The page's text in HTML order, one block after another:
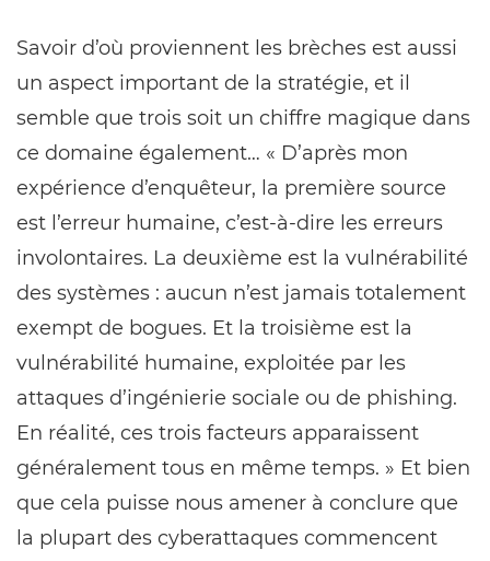
Savoir d’où proviennent les brèches est aussi
un aspect important de la stratégie, et il
semble que trois soit un chiffre magique dans
ce domaine également… « D’après mon
expérience d’enquêteur, la première source
est l’erreur humaine, c’est-à-dire les erreurs
involontaires. La deuxième est la vulnérabilité
des systèmes : aucun n’est jamais totalement
exempt de bogues. Et la troisième est la
vulnérabilité humaine, exploitée par les
attaques d’ingénierie sociale ou de phishing.
En réalité, ces trois facteurs apparaissent
généralement tous en même temps. » Et bien
que cela puisse nous amener à conclure que
la plupart des cyberattaques commencent